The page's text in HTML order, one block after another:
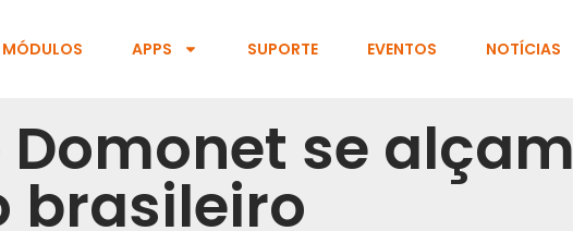
MÓDULOS APPS SUPORTE EVENTOS NOTÍCIAS
Domonet se alçam
brasileiro